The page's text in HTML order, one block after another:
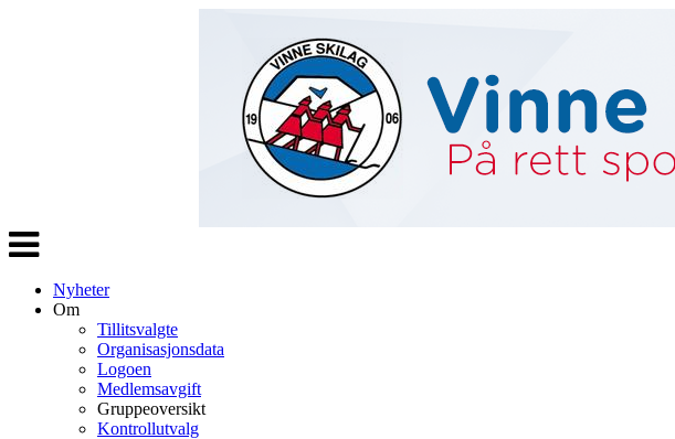
Veksle
navigasjon
Nyheter
Om
Tillitsvalgte
Organisasjonsdata
Logoen
Medlemsavgift
Gruppeoversikt
Kontrollutvalg